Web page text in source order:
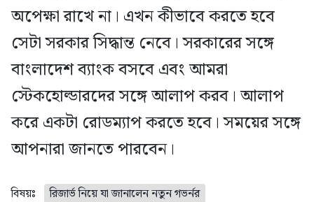
অপেক্ষা রাখে না। এখন কীভাবে করতে হবে
সেটা সরকার সিদ্ধান্ত নেবে। সরকারের সঙ্গে
বাংলাদেশ ব্যাংক বসবে এবং আমরা
স্টেকহোল্ডারদের সঙ্গে আলাপ করব। আলাপ
করে একটা রোডম্যাপ করতে হবে। সময়ের সঙ্গে
আপনারা জানতে পারবেন।
বিষয়ঃ রিজার্ভ নিয়ে যা জানালেন নতুন গভর্নর